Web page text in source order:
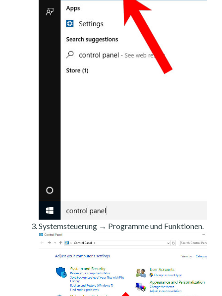
Systemsteuerung → Programme und Funktionen.